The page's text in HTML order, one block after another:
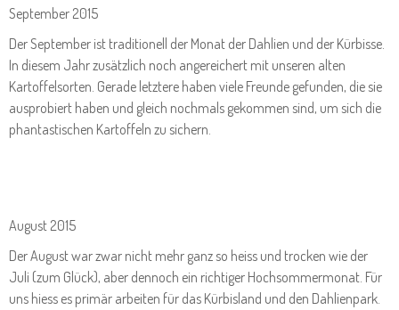
September 2015
Der September ist traditionell der Monat der Dahlien und der Kürbisse.
In diesem Jahr zusätzlich noch angereichert mit unseren alten
Kartoffelsorten. Gerade letztere haben viele Freunde gefunden, die sie
ausprobiert haben und gleich nochmals gekommen sind, um sich die
phantastischen Kartoffeln zu sichern.
August 2015
Der August war zwar nicht mehr ganz so heiss und trocken wie der
Juli (zum Glück), aber dennoch ein richtiger Hochsommermonat. Für
uns hiess es primär arbeiten für das Kürbisland und den Dahlienpark.